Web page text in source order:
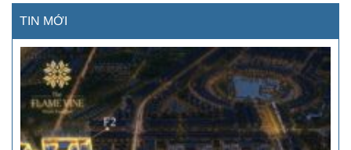
TIN MỚI